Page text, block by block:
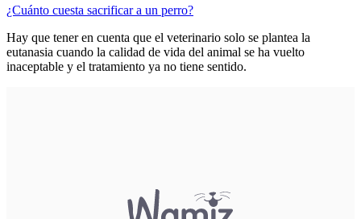
¿Cuánto cuesta sacrificar a un perro?
Hay que tener en cuenta que el veterinario solo se plantea la
eutanasia cuando la calidad de vida del animal se ha vuelto
inaceptable y el tratamiento ya no tiene sentido.